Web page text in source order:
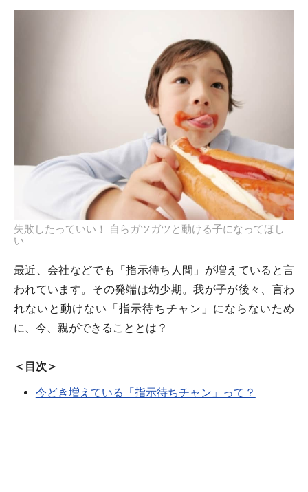
失敗したっていい！ 自らガツガツと動ける子になってほし
い
最近、会社などでも「指示待ち人間」が増えていると言
われています。その発端は幼少期。我が子が後々、言わ
れないと動けない「指示待ちチャン」にならないため
に、今、親ができることとは？
＜目次＞
今どき増えている「指示待ちチャン」って？